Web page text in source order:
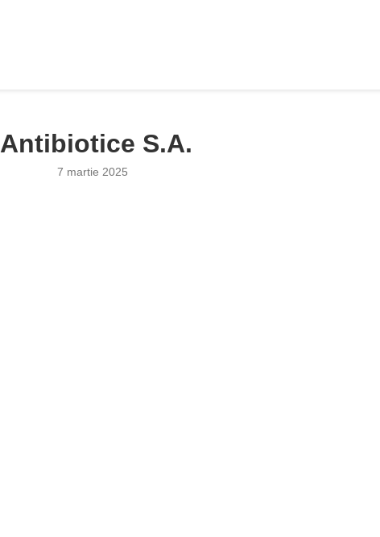
Antibiotice S.A.
7 martie 2025